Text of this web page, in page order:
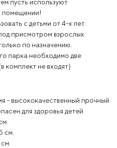
пусть используют
помещении!
с детьми от 4-х лет.
присмотром взрослых.
по назначению.
парка необходимо две
комплект не входят)
- высококачественный прочный
для здоровья детей.
см.